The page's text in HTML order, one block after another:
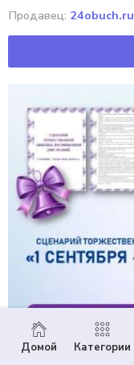
Продавец: 24obuch.ru
Домой Категории